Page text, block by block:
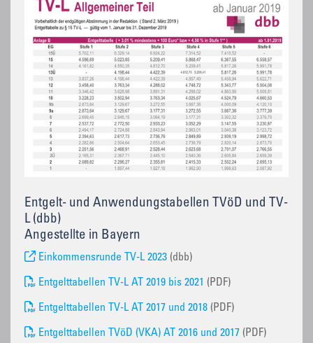
Entgelt- und Anwendungstabellen TVöD und TV-
L (dbb)
Angestellte in Bayern
Einkommensrunde TV-L 2023 (dbb)
Entgelttabellen TV-L AT 2019 bis 2021 (PDF)
Entgelttabellen TV-L AT 2017 und 2018 (PDF)
Entgelttabellen TVöD (VKA) AT 2016 und 2017 (PDF)